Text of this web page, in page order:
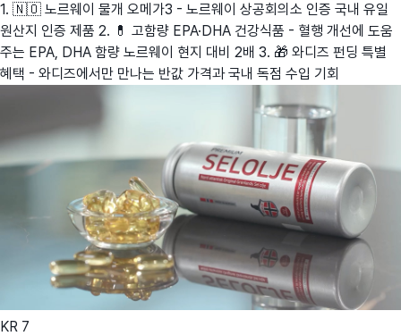
1. 🇳🇴 노르웨이 물개 오메가3 - 노르웨이 상공회의소 인증 국내 유일
원산지 인증 제품 2. 💊 고함량 EPA·DHA 건강식품 - 혈행 개선에 도움
주는 EPA, DHA 함량 노르웨이 현지 대비 2배 3. 🎁 와디즈 펀딩 특별
혜택 - 와디즈에서만 만나는 반값 가격과 국내 독점 수입 기회
KR 7